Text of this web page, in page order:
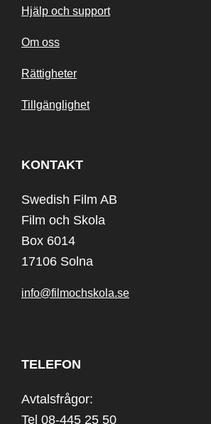
Hjälp och support
Om oss
Rättigheter
Tillgänglighet
KONTAKT
Swedish Film AB
Film och Skola
Box 6014
17106 Solna
info@filmochskola.se
TELEFON
Avtalsfrågor:
Tel 08-445 25 50